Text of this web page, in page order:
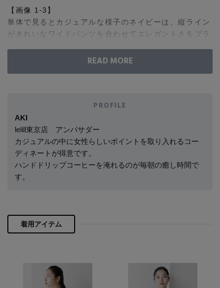
ボストンバッグ
グローブ
レッグウェア
その他(傘・ハンカチ・時計など)
チャーム
BRAND NEWS
HOT STYLE
メルマガ PICKUP
PERSONAL COLOR
エディター厳選ギフト
【画像 1-3】
単体で見るとカジュアルな様子のネイビーは、縦ライン
がきれいなワイドパンツを合わせてエレガントさをプラ
ネイビーの色味で柔らかくまとめて、ON/OFFで使える
ブルーラインの配色が効いた一番マリンさを感じられる
オフホワイトは、きれいめなスカート見えするキュロッ
トと合わせた女性らしいフェミニンなスタイリングで。
きれいめテイストにもなじむハイテクボレロの良さが引
き立ちます。
【画像 6-7】ベージュ
タイリングをアップデートしてくれる頼れる存在です。
配色を楽しみたい方はベージュがおすすめ。
大人っぽいブルーはきれいめにもカジュアルにも馴染み
ます。今回は、存在感の高いバルーンパンツと合わせま
PROFILE
AKI
lelill東京店 アンバサダー
カジュアルの中に女性らしいポイントを取り入れるコー
ディネートが得意です。
ハンドドリップコーヒーを淹れるのが毎朝の癒し時間で
す。
着用アイテム